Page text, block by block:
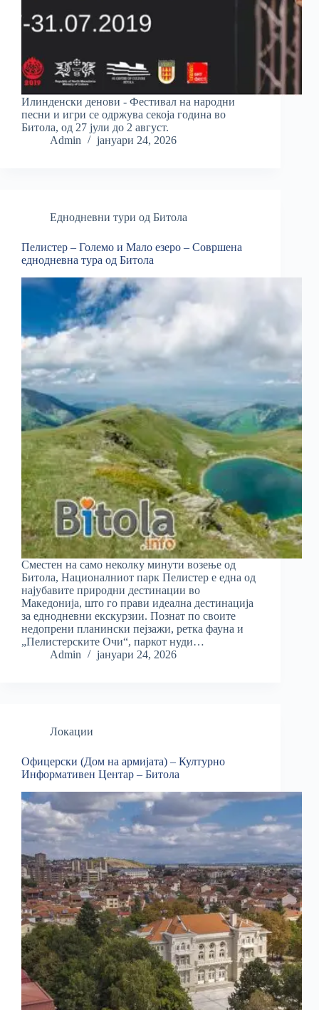
Илинденски денови - Фестивал на народни
песни и игри се одржува секоја година во
Битола, од 27 јули до 2 август.
Admin
јануари 24, 2026
Еднодневни тури од Битола
Пелистер – Големо и Мало езеро – Совршена
еднодневна тура од Битола
Сместен на само неколку минути возење од
Битола, Националниот парк Пелистер е една од
најубавите природни дестинации во
Македонија, што го прави идеална дестинација
за еднодневни екскурзии. Познат по своите
недопрени планински пејзажи, ретка фауна и
„Пелистерските Очи“, паркот нуди…
Admin
јануари 24, 2026
Локации
Офицерски (Дом на армијата) – Културно
Информативен Центар – Битола